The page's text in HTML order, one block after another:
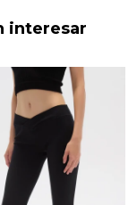
interesar